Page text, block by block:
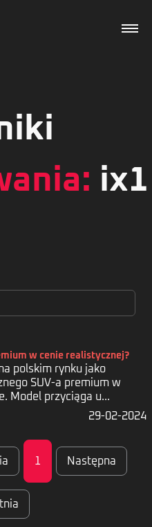
ix1
w cenie realistycznej?
polskim rynku jako
SUV-a premium w
Model przyciąga u...
29-02-2024
1 Następna